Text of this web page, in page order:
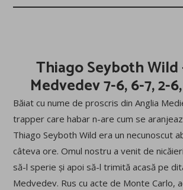
Thiago Seyboth Wild
Medvedev 7-6, 6-7, 2-
Băiat cu nume de proscris din Anglia
trapper care habar n-are cum se
Thiago Seyboth Wild era un necunoscut
câteva ore. Omul nostru a venit de
să-l sperie și apoi să-l trimită acasă pe
Medvedev. Rus cu acte de Monte Carlo,